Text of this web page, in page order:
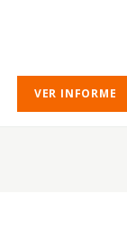
VER INFORME